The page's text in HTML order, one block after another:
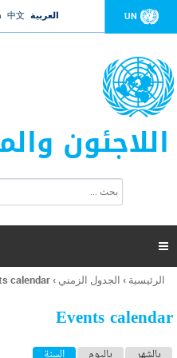
UN العربية 中文
اللاجئون
ت
ر
ل
ح
ب

أنت
هنا
الرئيسية › الجدول الزمني ›
calendar
Events calendar